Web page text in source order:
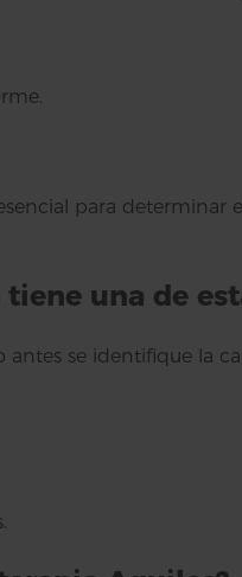
para determinar
una de
se identifique la